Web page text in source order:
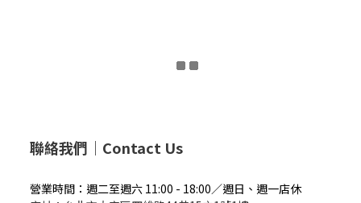
聯絡我們｜Contact Us
營業時間：週二至週六 11:00 - 18:00／週日、週一店休